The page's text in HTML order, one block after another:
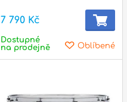
7 790 Kč
Oblíbené
Dostupné
na prodejně